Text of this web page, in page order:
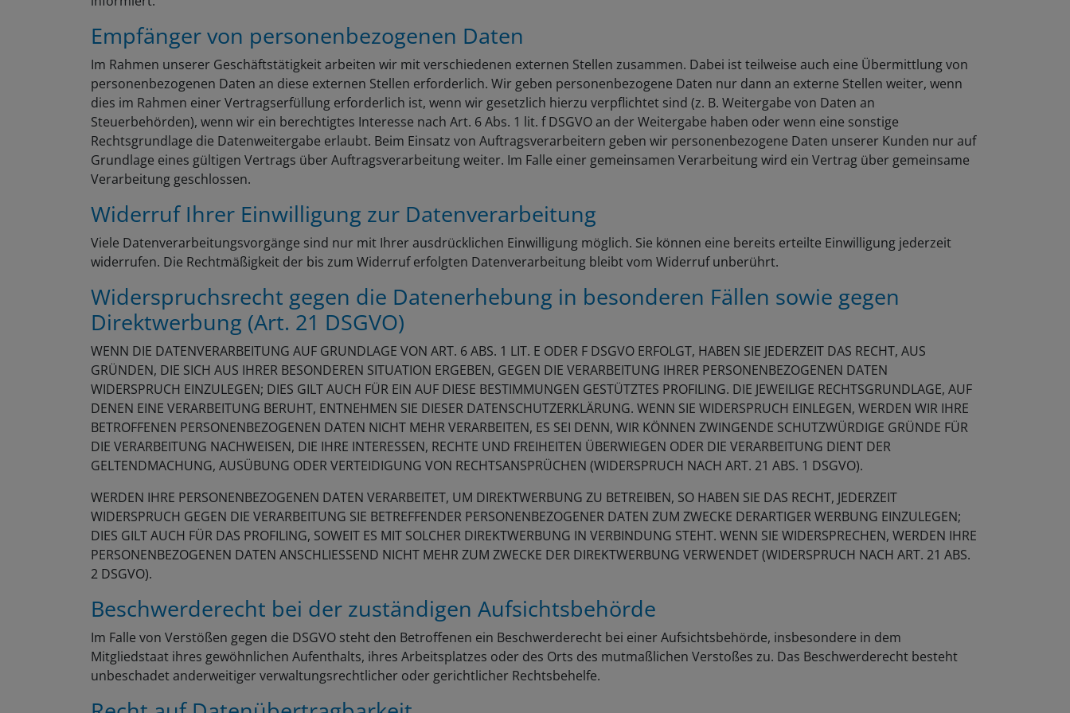
Empfänger von personenbezogenen Daten
Im Rahmen unserer Geschäftstätigkeit arbeiten wir mit verschiedenen externen Stellen zusammen. Dabei ist teilweise auch eine Übermittlung von
personenbezogenen Daten an diese externen Stellen erforderlich. Wir geben personenbezogene Daten nur dann an externe Stellen weiter, wenn
dies im Rahmen einer Vertragserfüllung erforderlich ist, wenn wir gesetzlich hierzu verpflichtet sind (z. B. Weitergabe von Daten an
Steuerbehörden), wenn wir ein berechtigtes Interesse nach Art. 6 Abs. 1 lit. f DSGVO an der Weitergabe haben oder wenn eine sonstige
Rechtsgrundlage die Datenweitergabe erlaubt. Beim Einsatz von Auftragsverarbeitern geben wir personenbezogene Daten unserer Kunden nur auf
Grundlage eines gültigen Vertrags über Auftragsverarbeitung weiter. Im Falle einer gemeinsamen Verarbeitung wird ein Vertrag über gemeinsame
Verarbeitung geschlossen.
Widerruf Ihrer Einwilligung zur Datenverarbeitung
Viele Datenverarbeitungsvorgänge sind nur mit Ihrer ausdrücklichen Einwilligung möglich. Sie können eine bereits erteilte Einwilligung jederzeit
widerrufen. Die Rechtmäßigkeit der bis zum Widerruf erfolgten Datenverarbeitung bleibt vom Widerruf unberührt.
Widerspruchsrecht gegen die Datenerhebung in besonderen Fällen sowie gegen
Direktwerbung (Art. 21 DSGVO)
WENN DIE DATENVERARBEITUNG AUF GRUNDLAGE VON ART. 6 ABS. 1 LIT. E ODER F DSGVO ERFOLGT, HABEN SIE JEDERZEIT DAS RECHT, AUS
GRÜNDEN, DIE SICH AUS IHRER BESONDEREN SITUATION ERGEBEN, GEGEN DIE VERARBEITUNG IHRER PERSONENBEZOGENEN DATEN
WIDERSPRUCH EINZULEGEN; DIES GILT AUCH FÜR EIN AUF DIESE BESTIMMUNGEN GESTÜTZTES PROFILING. DIE JEWEILIGE RECHTSGRUNDLAGE, AUF
DENEN EINE VERARBEITUNG BERUHT, ENTNEHMEN SIE DIESER DATENSCHUTZERKLÄRUNG. WENN SIE WIDERSPRUCH EINLEGEN, WERDEN WIR IHRE
BETROFFENEN PERSONENBEZOGENEN DATEN NICHT MEHR VERARBEITEN, ES SEI DENN, WIR KÖNNEN ZWINGENDE SCHUTZWÜRDIGE GRÜNDE FÜR
DIE VERARBEITUNG NACHWEISEN, DIE IHRE INTERESSEN, RECHTE UND FREIHEITEN ÜBERWIEGEN ODER DIE VERARBEITUNG DIENT DER
GELTENDMACHUNG, AUSÜBUNG ODER VERTEIDIGUNG VON RECHTSANSPRÜCHEN (WIDERSPRUCH NACH ART. 21 ABS. 1 DSGVO).
WERDEN IHRE PERSONENBEZOGENEN DATEN VERARBEITET, UM DIREKTWERBUNG ZU BETREIBEN, SO HABEN SIE DAS RECHT, JEDERZEIT
WIDERSPRUCH GEGEN DIE VERARBEITUNG SIE BETREFFENDER PERSONENBEZOGENER DATEN ZUM ZWECKE DERARTIGER WERBUNG EINZULEGEN;
DIES GILT AUCH FÜR DAS PROFILING, SOWEIT ES MIT SOLCHER DIREKTWERBUNG IN VERBINDUNG STEHT. WENN SIE WIDERSPRECHEN, WERDEN IHRE
PERSONENBEZOGENEN DATEN ANSCHLIESSEND NICHT MEHR ZUM ZWECKE DER DIREKTWERBUNG VERWENDET (WIDERSPRUCH NACH ART. 21 ABS.
2 DSGVO).
Beschwerde­recht bei der zuständigen Aufsichts­behörde
Im Falle von Verstößen gegen die DSGVO steht den Betroffenen ein Beschwerderecht bei einer Aufsichtsbehörde, insbesondere in dem
Mitgliedstaat ihres gewöhnlichen Aufenthalts, ihres Arbeitsplatzes oder des Orts des mutmaßlichen Verstoßes zu. Das Beschwerderecht besteht
unbeschadet anderweitiger verwaltungsrechtlicher oder gerichtlicher Rechtsbehelfe.